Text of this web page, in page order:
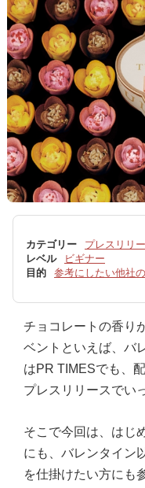
カテゴリー
プレスリリ
レベル
ビギナー
目的
参考にしたい他社
チョコレートの香り
ベントといえば、バ
はPR TIMESでも、
プレスリリースでい
そこで今回は、はじ
にも、バレンタイン
を仕掛けたい方にも